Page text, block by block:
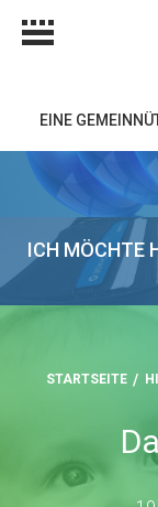
EINE
ICH MÖCHTE
STARTSEITE